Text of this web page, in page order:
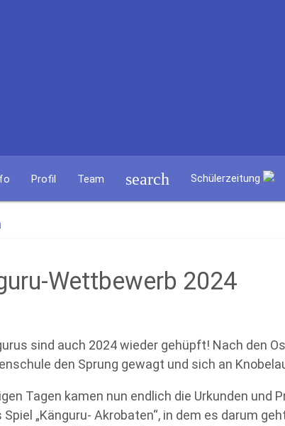
Profil Team search Schülerzeitung
Wettbewerb 2024
sind auch 2024 wieder gehüpft! Nach den
den Sprung gewagt und sich an
Tagen kamen nun endlich die Urkunden und
Spiel „Känguru- Akrobaten“, in dem es darum